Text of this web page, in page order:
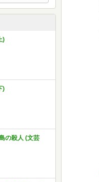
)
)
の殺人 (文芸